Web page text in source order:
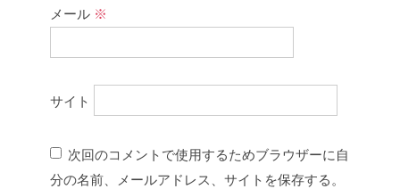
メール ※
サイト
次回のコメントで使用するためブラウザーに自
分の名前、メールアドレス、サイトを保存する。